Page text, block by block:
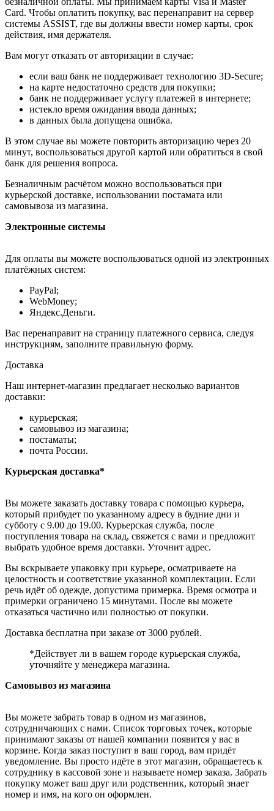
Card. Чтобы оплатить покупку, вас перенаправит на сервер
системы ASSIST, где вы должны ввести номер карты, срок
действия, имя держателя.
Вам могут отказать от авторизации в случае:
если ваш банк не поддерживает технологию 3D-Secure;
на карте недостаточно средств для покупки;
банк не поддерживает услугу платежей в интернете;
истекло время ожидания ввода данных;
в данных была допущена ошибка.
В этом случае вы можете повторить авторизацию через 20
минут, воспользоваться другой картой или обратиться в свой
банк для решения вопроса.
Безналичным расчётом можно воспользоваться при
курьерской доставке, использовании постамата или
самовывоза из магазина.
Электронные системы
Для оплаты вы можете воспользоваться одной из электронных
платёжных систем:
PayPal;
WebMoney;
Яндекс.Деньги.
Вас перенаправит на страницу платежного сервиса, следуя
инструкциям, заполните правильную форму.
Доставка
Наш интернет-магазин предлагает несколько вариантов
доставки:
курьерская;
самовывоз из магазина;
постаматы;
почта России.
Курьерская доставка*
Вы можете заказать доставку товара с помощью курьера,
который прибудет по указанному адресу в будние дни и
субботу с 9.00 до 19.00. Курьерская служба, после
поступления товара на склад, свяжется с вами и предложит
выбрать удобное время доставки. Уточнит адрес.
Вы вскрываете упаковку при курьере, осматриваете на
целостность и соответствие указанной комплектации. Если
речь идёт об одежде, допустима примерка. Время осмотра и
примерки ограничено 15 минутами. После вы можете
отказаться частично или полностью от покупки.
Доставка бесплатна при заказе от 3000 рублей.
*Действует ли в вашем городе курьерская служба,
уточняйте у менеджера магазина.
Самовывоз из магазина
Вы можете забрать товар в одном из магазинов,
сотрудничающих с нами. Список торговых точек, которые
принимают заказы от нашей компании появится у вас в
корзине. Когда заказ поступит в ваш город, вам придёт
уведомление. Вы просто идёте в этот магазин, обращаетесь к
сотруднику в кассовой зоне и называете номер заказа. Забрать
покупку может ваш друг или родственник, который знает
номер и имя, на кого он оформлен.